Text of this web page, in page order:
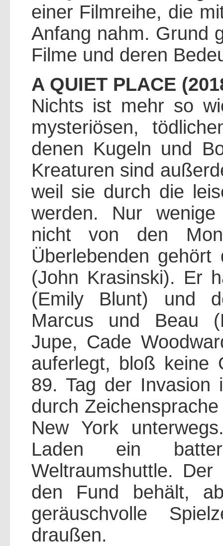
einer Filmreihe, die
Anfang nahm. Grund
Filme und deren
A QUIET PLACE
Nichts ist mehr so
mysteriösen,
denen Kugeln und
Kreaturen sind
weil sie durch die
werden. Nur
nicht von den
Überlebenden
(John Krasinski). Er
(Emily Blunt) und
Marcus und Beau
Jupe, Cade
auferlegt, bloß keine
89. Tag der
durch
New York
Laden ein
Weltraumshuttle.
den Fund behält,
geräuschvolle
draußen.